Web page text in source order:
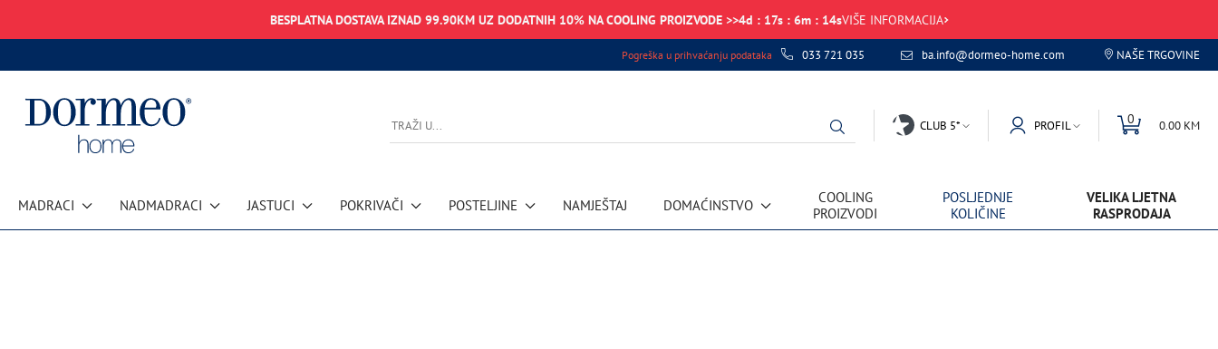
BESPLATNA DOSTAVA IZNAD 99.90KM UZ DODATNIH 10% NA COOLING PROIZVODE >>4d : 17s : 6m : 14sVIŠE INFORMACIJA
Pogreška u prihvaćanju podataka 033 721 035 ba.info@dormeo-home.com NAŠE TRGOVINE
CLUB 5* PROFIL 0 0.00 KM
MADRACI NADMADRACI JASTUCI POKRIVAČI POSTELJINE NAMJEŠTAJ DOMAĆINSTVO
COOLING
PROIZVODI
POSLJEDNJE
KOLIČINE
VELIKA LJETNA
RASPRODAJA